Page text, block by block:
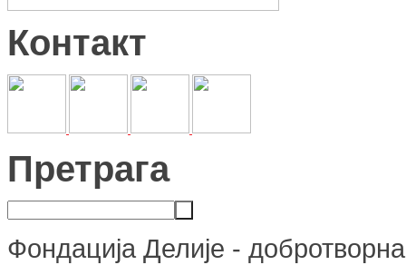
Контакт
Претрага
Фондација Делије -